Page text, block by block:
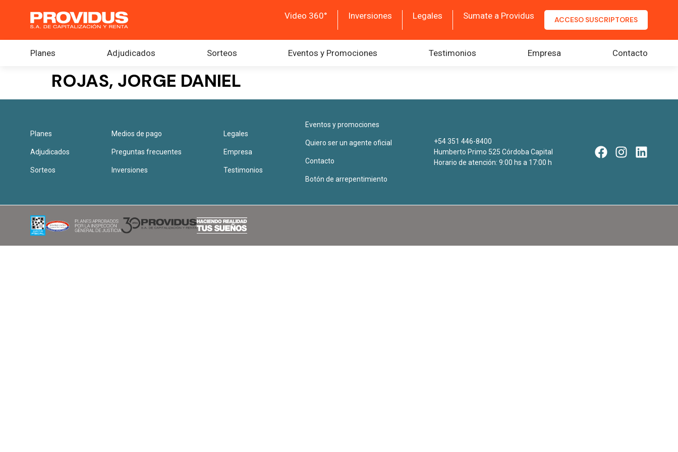
Video 360° Inversiones Legales Sumate a Providus ACCESO SUSCRIPTORES
Planes Adjudicados Sorteos Eventos y Promociones Testimonios Empresa Contacto
ROJAS, JORGE DANIEL
Planes
Adjudicados
Sorteos
Medios de pago
Preguntas frecuentes
Inversiones
Legales
Empresa
Testimonios
Eventos y promociones
Quiero ser un agente oficial
Contacto
Botón de arrepentimiento
+54 351 446-8400
Humberto Primo 525 Córdoba Capital
Horario de atención: 9:00 hs a 17:00 h